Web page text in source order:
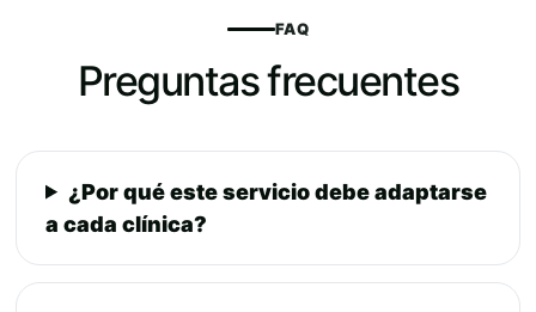
FAQ
Preguntas frecuentes
¿Por qué este servicio debe adaptarse
a cada clínica?